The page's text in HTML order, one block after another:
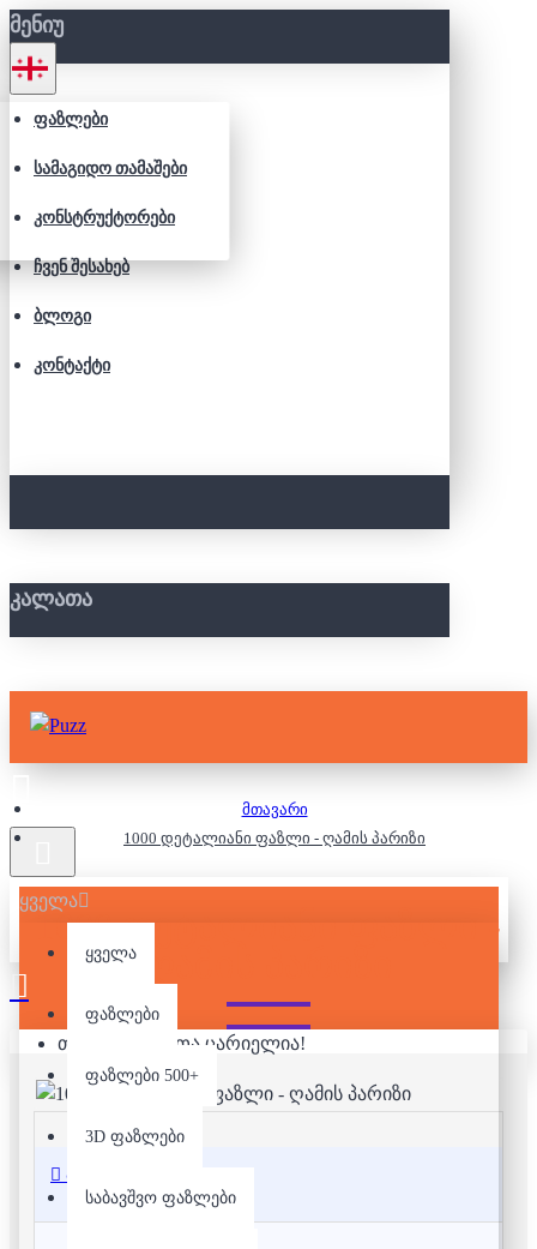
ᲛᲔᲜᲘᲣ
ᲤᲐᲖᲚᲔᲑᲘ
ᲡᲐᲛᲐᲒᲘᲓᲝ ᲗᲐᲛᲐᲨᲔᲑᲘ
ᲙᲝᲜᲡᲢᲠᲣᲥᲢᲝᲠᲔᲑᲘ
ᲩᲕᲔᲜ ᲨᲔᲡᲐᲮᲔᲑ
ᲑᲚᲝᲒᲘ
ᲙᲝᲜᲢᲐᲥᲢᲘ
ᲙᲐᲚᲐᲗᲐ
ყველა
ყველა
ფაზლები
ფაზლები 500+
3D ფაზლები
საბავშვო ფაზლები
თქვენი კალათა ცარიელია!
მთავარი
1000 დეტალიანი ფაზლი - ღამის პარიზი
1000 ᲓᲔᲢᲐᲚᲘᲐᲜᲘ ᲤᲐᲖᲚᲘ -
აღწერა